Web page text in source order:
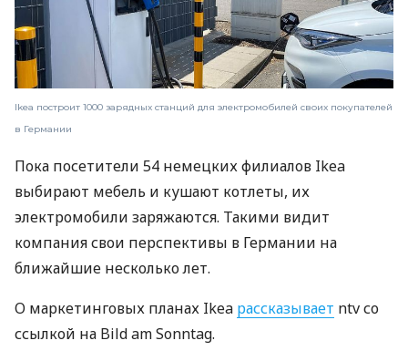
Ikea построит 1000 зарядных станций для электромобилей своих покупателей
в Германии
Пока посетители 54 немецких филиалов Ikea
выбирают мебель и кушают котлеты, их
электромобили заряжаются. Такими видит
компания свои перспективы в Германии на
ближайшие несколько лет.
О маркетинговых планах Ikea рассказывает ntv со
ссылкой на Bild am Sonntag.